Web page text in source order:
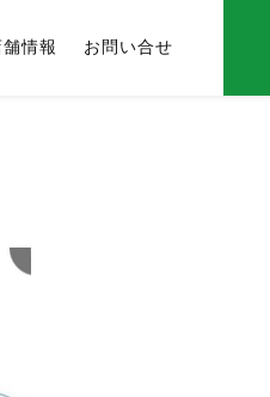
舗情報 お問い合せ